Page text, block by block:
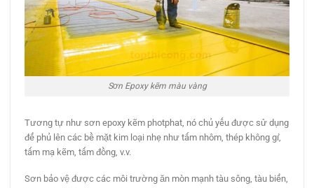
Sơn Epoxy kẽm màu vàng
Tương tự như sơn epoxy kẽm photphat, nó chủ yếu được sử dụng
để phủ lên các bề mặt kim loại nhẹ như tấm nhôm, thép không gỉ,
tấm mạ kẽm, tấm đồng, v.v.
Sơn bảo vệ được các môi trường ăn mòn mạnh tàu sông, tàu biển,